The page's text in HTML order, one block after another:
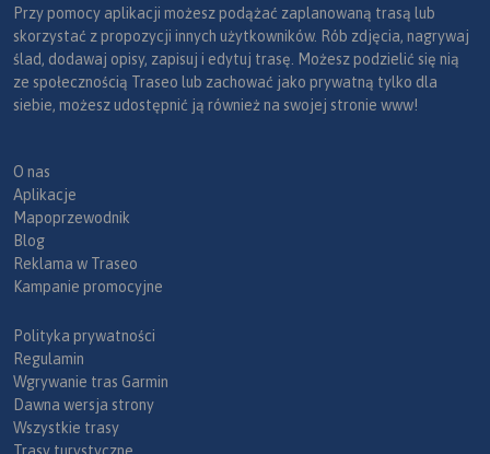
Przy pomocy aplikacji możesz podążać zaplanowaną trasą lub
skorzystać z propozycji innych użytkowników. Rób zdjęcia, nagrywaj
ślad, dodawaj opisy, zapisuj i edytuj trasę. Możesz podzielić się nią
ze społecznością Traseo lub zachować jako prywatną tylko dla
siebie, możesz udostępnić ją również na swojej stronie www!
O nas
Aplikacje
Mapoprzewodnik
Blog
Reklama w Traseo
Kampanie promocyjne
Polityka prywatności
Regulamin
Wgrywanie tras Garmin
Dawna wersja strony
Wszystkie trasy
Trasy turystyczne